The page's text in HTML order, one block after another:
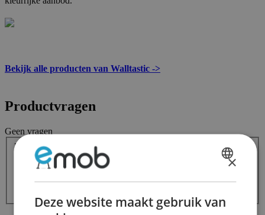
Bekijk alle producten van Walltastic ->
Productvragen
Geen vragen
Uw vraag:
×
Deze website maakt gebruik van